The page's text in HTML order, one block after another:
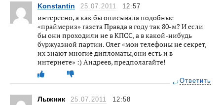
Konstantin 25.07.2011 12:57
интересно, а как бы описывала подобные
«праймериз» газета Правда в году так 80-м? И если
бы они проходили не в КПСС, а в какой-нибудь
буржуазной партии. Олег «мои телефоны не секрет,
их знают многие дипломаты,они есть и в
интернете» :) Андреев, предполагайте!
Ответить
Лыжник 25.07.2011 12:58